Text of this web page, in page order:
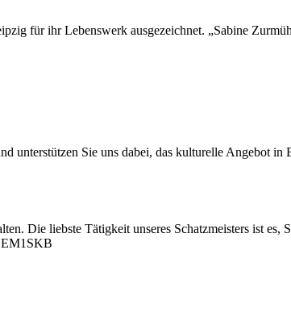
für ihr Le­bens­werk aus­ge­zeich­net. „Sa­bi­ne
un­ter­stüt­zen Sie uns da­bei, das kul­tu­rel­le An­ge­bot
Die liebs­te Tä­tig­keit un­se­res Schatz­meis­ters ist es,